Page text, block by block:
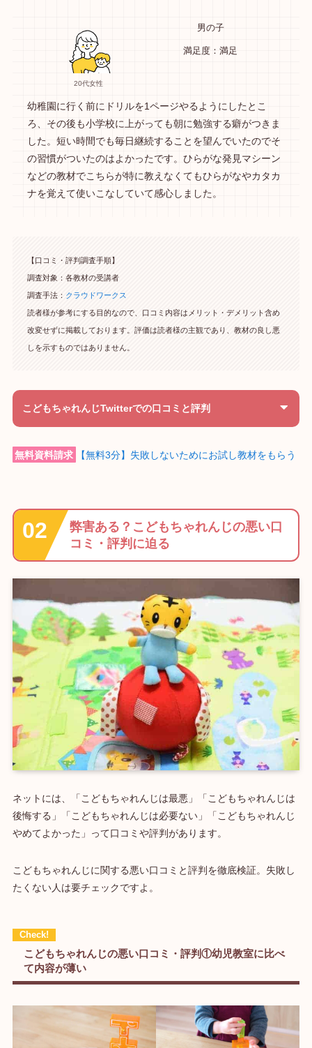
20代女性
男の子
満足度：満足
幼稚園に行く前にドリルを1ページやるようにしたとこ
ろ、その後も小学校に上がっても朝に勉強する癖がつきま
した。短い時間でも毎日継続することを望んでいたのでそ
の習慣がついたのはよかったです。ひらがな発見マシーン
などの教材でこちらが特に教えなくてもひらがなやカタカ
ナを覚えて使いこなしていて感心しました。
【口コミ・評判調査手順】
調査対象：各教材の受講者
調査手法： クラウドワークス
読者様が参考にする目的なので、口コミ内容はメリット・デメリット含め
改変せずに掲載しております。評価は読者様の主観であり、教材の良し悪
しを示すものではありません。
こどもちゃれんじTwitterでの口コミと評判
無料資料請求 【無料3分】失敗しないためにお試し教材をもらう
弊害ある？こどもちゃれんじの悪い口
コミ・評判に迫る
ネットには、「こどもちゃれんじは最悪」「こどもちゃれんじは
後悔する」「こどもちゃれんじは必要ない」「こどもちゃれんじ
やめてよかった」って口コミや評判があります。
こどもちゃれんじに関する悪い口コミと評判を徹底検証。失敗し
たくない人は要チェックですよ。
こどもちゃれんじの悪い口コミ・評判①幼児教室に比べ
て内容が薄い